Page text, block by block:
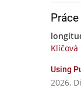
Using
2026,